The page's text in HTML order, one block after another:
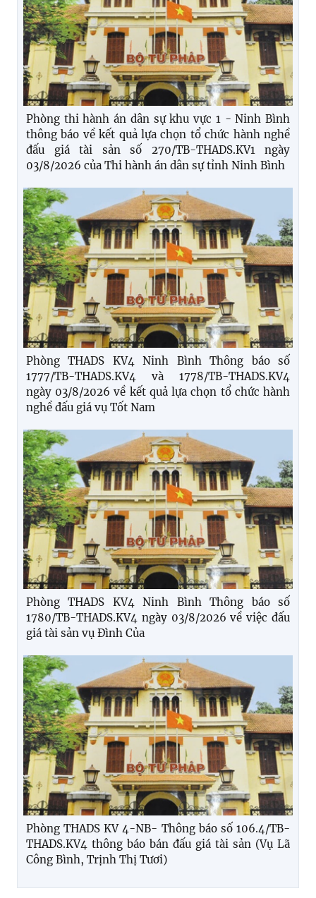
Phòng thi hành án dân sự khu vực 1 - Ninh Bình
thông báo về kết quả lựa chọn tổ chức hành nghề
đấu giá tài sản số 270/TB-THADS.KV1 ngày
03/8/2026 của Thi hành án dân sự tỉnh Ninh Bình
Phòng THADS KV4 Ninh Bình Thông báo số
1777/TB-THADS.KV4 và 1778/TB-THADS.KV4
ngày 03/8/2026 về kết quả lựa chọn tổ chức hành
nghề đấu giá vụ Tốt Nam
Phòng THADS KV4 Ninh Bình Thông báo số
1780/TB-THADS.KV4 ngày 03/8/2026 về việc đấu
giá tài sản vụ Đình Của
Phòng THADS KV 4-NB- Thông báo số 106.4/TB-
THADS.KV4 thông báo bán đấu giá tài sản (Vụ Lã
Công Bình, Trịnh Thị Tươi)